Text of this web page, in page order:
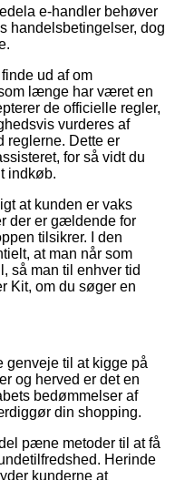
e-handler behøver
handelsbetingelser, dog
ud af om
længe har været en
de officielle regler,
vurderes af
reglerne. Dette er
for så vidt du
indkøb.
at kunden er vaks
der er gældende for
tilsikrer. I den
at man når som
så man til enhver tid
Kit, om du søger en
genveje til at kigge på
og herved er det en
bedømmelser af
din shopping.
pæne metoder til at få
Herinde
kunderne at